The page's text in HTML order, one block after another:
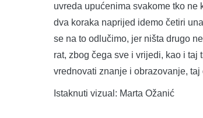
uvreda upućenima svakome tko
dva koraka naprijed idemo četiri
se na to odlučimo, jer ništa drugo
rat, zbog čega sve i vrijedi, kao i
vrednovati znanje i obrazovanje,
Istaknuti vizual: Marta Ožanić